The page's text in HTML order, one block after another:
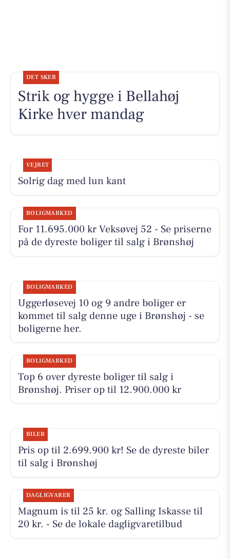
DET SKER
Strik og hygge i Bellahøj
Kirke hver mandag
VEJRET
Solrig dag med lun kant
BOLIGMARKED
For 11.695.000 kr Veksøvej 52 - Se priserne
på de dyreste boliger til salg i Brønshøj
BOLIGMARKED
Uggerløsevej 10 og 9 andre boliger er
kommet til salg denne uge i Brønshøj - se
boligerne her.
BOLIGMARKED
Top 6 over dyreste boliger til salg i
Brønshøj. Priser op til 12.900.000 kr
BILER
Pris op til 2.699.900 kr! Se de dyreste biler
til salg i Brønshøj
DAGLIGVARER
Magnum is til 25 kr. og Salling Iskasse til
20 kr. - Se de lokale dagligvaretilbud